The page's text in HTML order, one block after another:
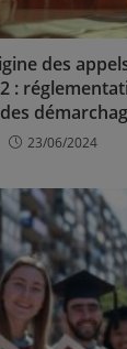
des
:
23/06/2024